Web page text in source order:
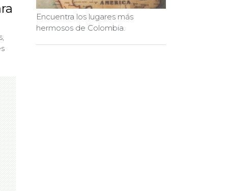
Encuentra los lugares más
hermosos de Colombia.